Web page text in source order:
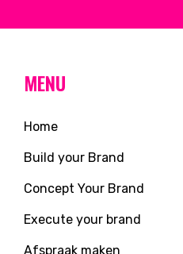
MENU
Home
Build your Brand
Concept Your Brand
Execute your brand
Afspraak maken